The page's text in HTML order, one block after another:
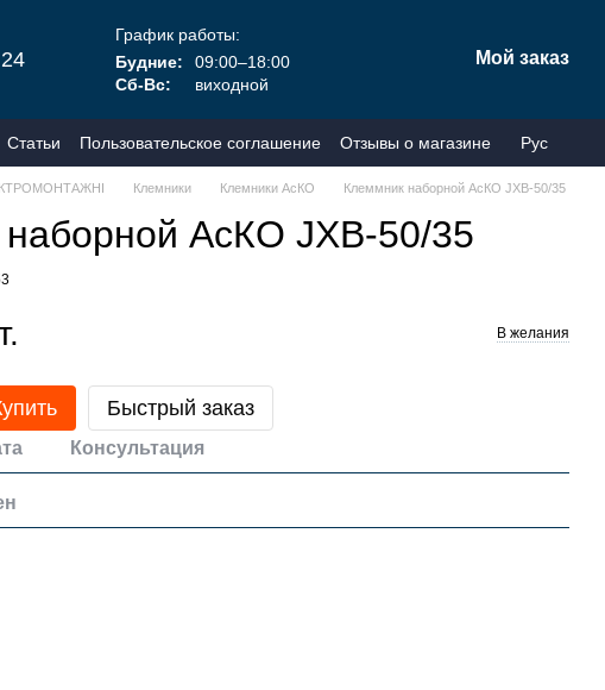
График работы:
Будние:
09:00–18:00
Сб-Вс:
виходной
Мой заказ
Статьи Пользовательское соглашение Отзывы о магазине Рус
Клемники Клемники АсКО Клеммник наборной АсКО JXB-50/35
АсКО JXB-50/35
В желания
Быстрый заказ
Консультация